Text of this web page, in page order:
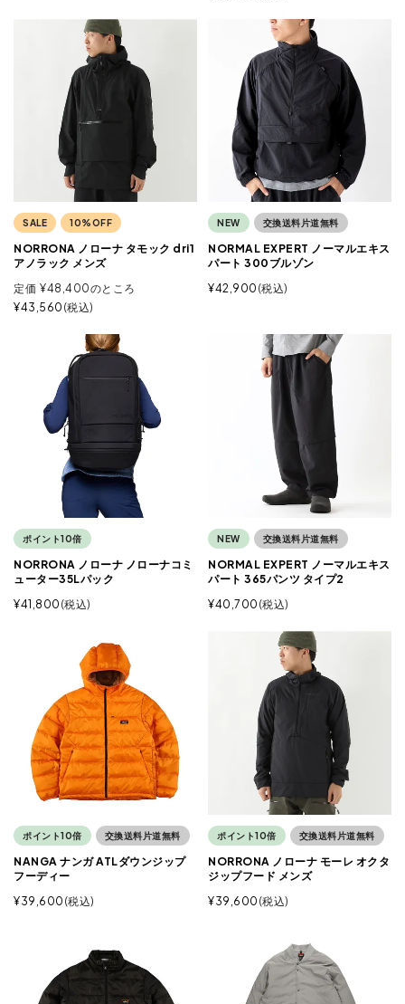
SALE 10%OFF
NORRONA ノローナ タモック dri1
アノラック メンズ
定価 ¥48,400のところ
¥43,560 税込
NEW 交換送料片道無料
NORMAL EXPERT ノーマルエキス
パート 300ブルゾン
¥42,900 税込
ポイント10倍
NORRONA ノローナ ノローナコミ
ューター35Lパック
¥41,800 税込
NEW 交換送料片道無料
NORMAL EXPERT ノーマルエキス
パート 365パンツ タイプ2
¥40,700 税込
ポイント10倍 交換送料片道無料
NANGA ナンガ ATLダウンジップ
フーディー
¥39,600 税込
ポイント10倍 交換送料片道無料
NORRONA ノローナ モーレ オクタ
ジップフード メンズ
¥39,600 税込